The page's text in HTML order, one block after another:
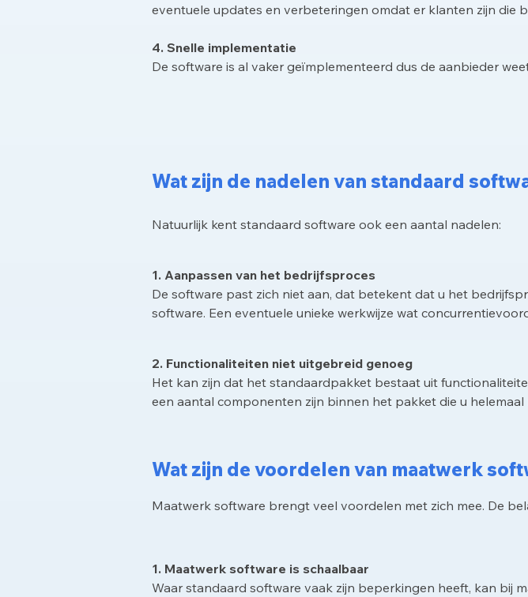
eventuele updates en verbeteringen omdat er klanten zijn die
4. Snelle implementatie
De software is al vaker geïmplementeerd dus de aanbieder
Wat zijn de nadelen van standaard
Natuurlijk kent standaard software ook een aantal nadelen:
1. Aanpassen van het bedrijfsproces
De software past zich niet aan, dat betekent dat u het
software. Een eventuele unieke werkwijze wat
2. Functionaliteiten niet uitgebreid genoeg
Het kan zijn dat het standaardpakket bestaat uit
een aantal componenten zijn binnen het pakket die u
Wat zijn de voordelen van maatwerk
Maatwerk software brengt veel voordelen met zich mee. De
1. Maatwerk software is schaalbaar
Waar standaard software vaak zijn beperkingen heeft, kan bij